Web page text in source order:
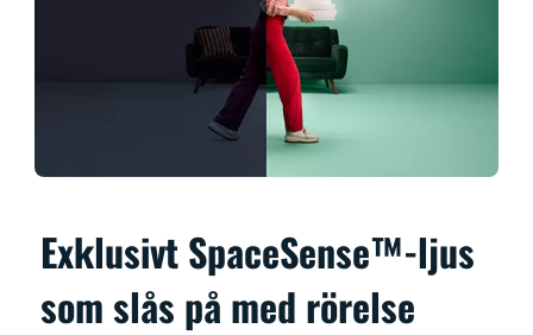
Exklusivt SpaceSense™-ljus
som slås på med rörelse